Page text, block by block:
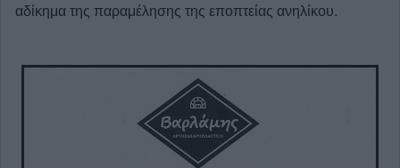
αδίκημα της παραμέλησης της εποπτείας ανηλίκου.